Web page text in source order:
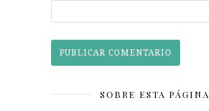
SOBRE ESTA PÁGINA